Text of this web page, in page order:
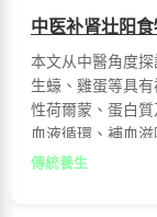
中医补肾壮阳
本文从中醫角度
生蠔、雞蛋等具
性荷爾蒙、蛋白
血液循環、補血
是值得推薦的健康
傳統養生